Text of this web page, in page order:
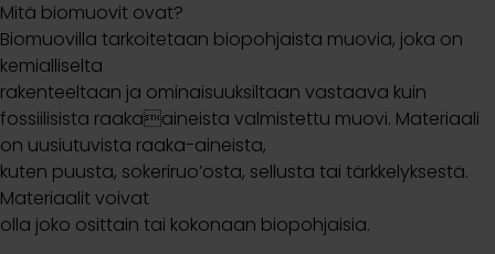
Mitä biomuovit ovat?
Biomuovilla tarkoitetaan biopohjaista muovia, joka on
kemialliselta
rakenteeltaan ja ominaisuuksiltaan vastaava kuin
fossiilisista raakaaineista valmistettu muovi. Materiaali
on uusiutuvista raaka-aineista,
kuten puusta, sokeriruo’osta, sellusta tai tärkkelyksestä.
Materiaalit voivat
olla joko osittain tai kokonaan biopohjaisia.